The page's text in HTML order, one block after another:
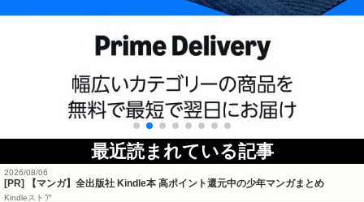
最近読まれている記事
2026/08/06
[PR] 【マンガ】全出版社 Kindle本 高ポイント還元中の少年マンガまとめ
Kindleストア